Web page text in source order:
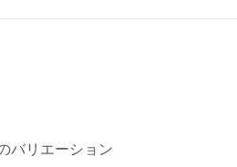
バリエーション